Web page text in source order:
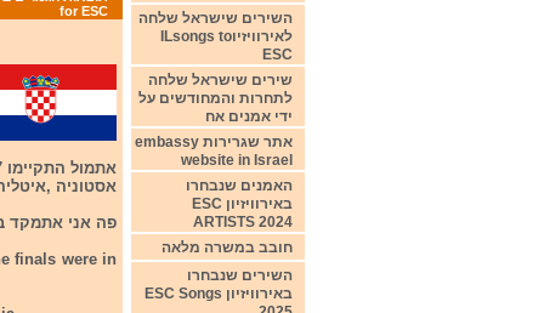
for ESC
אסטוניה
פה אני אתמקד
finals were in
השירים שישראל שלחה
לאירוויזיוILsongs to
ESC
שירים שישראל שלחה
לתחרות והמחודשים על
ידי אמנים אח
אתר שגרירות embassy
website in Israel
האמנים שנבחרו
באירוויזיון ESC
ARTISTS 2024
חובב במשרה מלאה
השירים שנבחרו
באירוויזיון ESC Songs